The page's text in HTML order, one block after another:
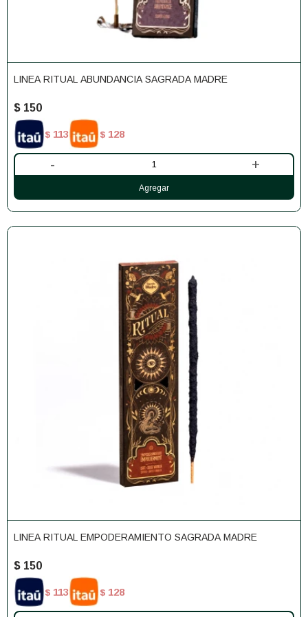
LINEA RITUAL ABUNDANCIA SAGRADA MADRE
$ 150
$ 113 $ 128
- +
LINEA RITUAL EMPODERAMIENTO SAGRADA MADRE
$ 150
$ 113 $ 128